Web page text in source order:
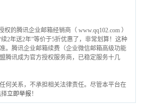
的腾讯企业邮箱经销商（ www.qq102.com ）
2年送2年”等价于5折优惠了，非常划算！这种
。腾讯企业邮箱续费（企业微信邮箱高级功能
腾讯成为官方授权服务商，已稳定服务十几
何关系，不承担相关法律责任。尽管本平台在
立即举报 ！